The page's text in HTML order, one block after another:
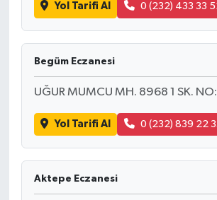
Yol Tarifi Al 0 (232) 433 33
Begüm Eczanesi
UĞUR MUMCU MH. 8968 1 SK.
Yol Tarifi Al 0 (232) 839 22
Aktepe Eczanesi